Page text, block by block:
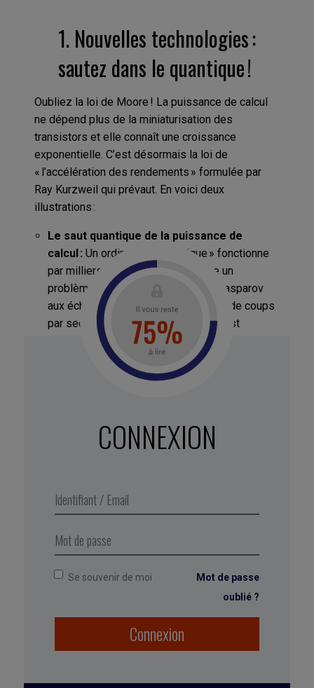
1. Nouvelles technologies :
sautez dans le quantique !
Oubliez la loi de Moore ! La puissance de calcul
ne dépend plus de la miniaturisation des
transistors et elle connaît une croissance
exponentielle. C’est désormais la loi de
« l’accélération des rendements » formulée par
Ray Kurzweil qui prévaut. En voici deux
illustrations :
Le saut quantique de la puissance de
calcul : Un ordinateur « classique » fonctionne
par milliers d’étapes pour résoudre un
problème. Deep Blue a battu Garry Kasparov
aux échecs en calculant 200 millions de coups
par seconde. L’ordinateur quantique est
capable d’en calculer au moins 1 000 milliards !
Une telle puissance permet par exemple de
mener quantités d’expérimentations à visée
Une Intelligence Artificielle réellement
intelligente :Nourrie auxbig data,
l’homme, pour l’instant sur une tâche
circonscrite de reconnaissance d’images en
temps réel.
CONNEXION
Se souvenir de moi
Mot de passe
oublié ?
Connexion